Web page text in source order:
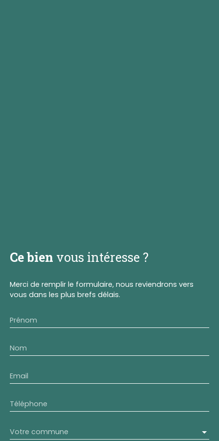
Ce bien vous intéresse ?
Merci de remplir le formulaire, nous reviendrons vers
vous dans les plus brefs délais.
Prénom
Nom
Email
Téléphone
Votre commune